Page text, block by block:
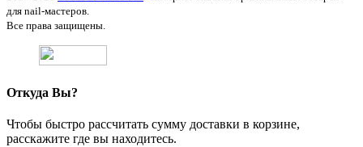
для nail-мастеров.
Все права защищены.
Откуда Вы?
Чтобы быстро рассчитать сумму доставки в корзине,
расскажите где вы находитесь.